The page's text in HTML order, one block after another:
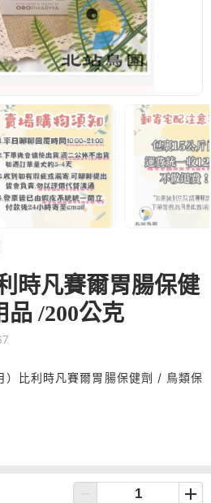
時凡賽爾胃腸保健
品 /200公克
）比利時凡賽爾胃腸保健劑 / 鳥類保